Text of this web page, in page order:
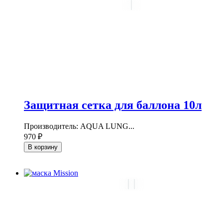
Защитная сетка для баллона 10л
Производитель: AQUA LUNG...
970 ₽
В корзину